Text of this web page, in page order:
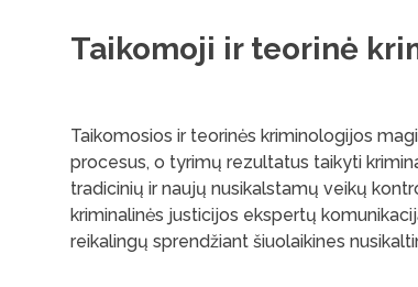
Taikomoji ir teorinė
Taikomosios ir teorinės kriminologijos
procesus, o tyrimų rezultatus taikyti
tradicinių ir naujų nusikalstamų veikų
kriminalinės justicijos ekspertų
reikalingų sprendžiant šiuolaikines